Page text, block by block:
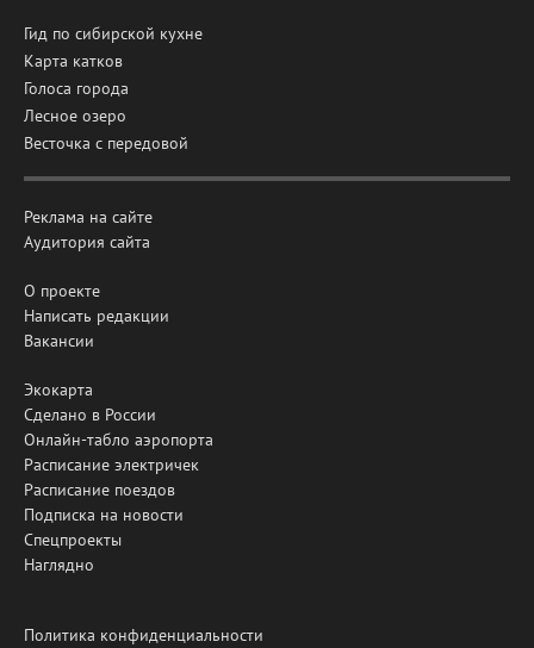
Гид по сибирской кухне
Карта катков
Голоса города
Лесное озеро
Весточка с передовой
Реклама на сайте
Аудитория сайта
О проекте
Написать редакции
Вакансии
Экокарта
Сделано в России
Онлайн-табло аэропорта
Расписание электричек
Расписание поездов
Подписка на новости
Спецпроекты
Наглядно
Политика конфиденциальности